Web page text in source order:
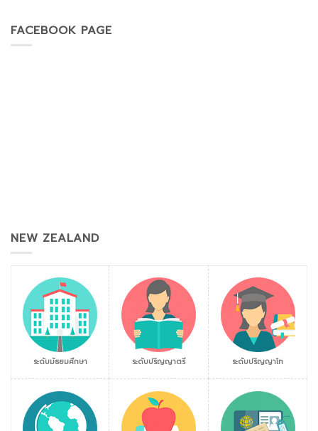
FACEBOOK PAGE
NEW ZEALAND
ระดับมัธยมศึกษา ระดับปริญญาตรี ระดับปริญญาโท